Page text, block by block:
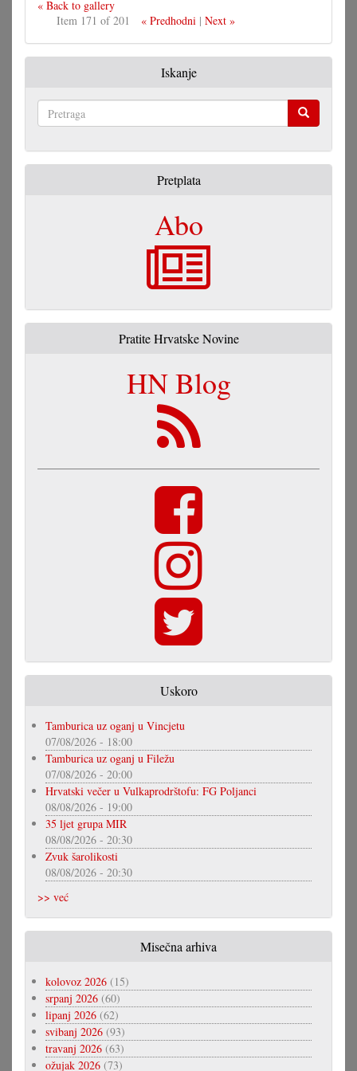
« Back to gallery
Item 171 of 201
« Predhodni| Next »
Iskanje
Pretplata
Abo
Pratite Hrvatske Novine
HN Blog
Uskoro
Tamburica uz oganj u Vincjetu
07/08/2026 - 18:00
Tamburica uz oganj u Filežu
07/08/2026 - 20:00
Hrvatski večer u Vulkaprodrštofu: FG Poljanci
08/08/2026 - 19:00
35 ljet grupa MIR
08/08/2026 - 20:30
Zvuk šarolikosti
08/08/2026 - 20:30
>> već
Misečna arhiva
kolovoz 2026 (15)
srpanj 2026 (60)
lipanj 2026 (62)
svibanj 2026 (93)
travanj 2026 (63)
ožujak 2026 (73)